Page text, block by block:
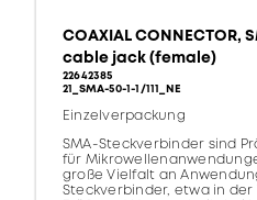
COAXIAL CONNECTOR,
cable jack (female)
22642385
21_SMA-50-1-1/111_NE
Einzelverpackung
SMA-Steckverbinder sind
für
große Vielfalt an
Steckverbinder, etwa in der